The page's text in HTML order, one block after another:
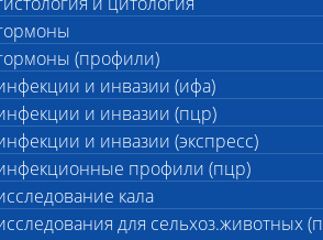
(профили)
и инвазии (ифа)
и инвазии (пцр)
и инвазии (экспресс)
профили (пцр)
кала
для сельхоз.животных
птицы
входит:
результатам вскрытия о
причине смерти с указанием
и его осложнений, а
заболеваний (при наличии
или прижизненных